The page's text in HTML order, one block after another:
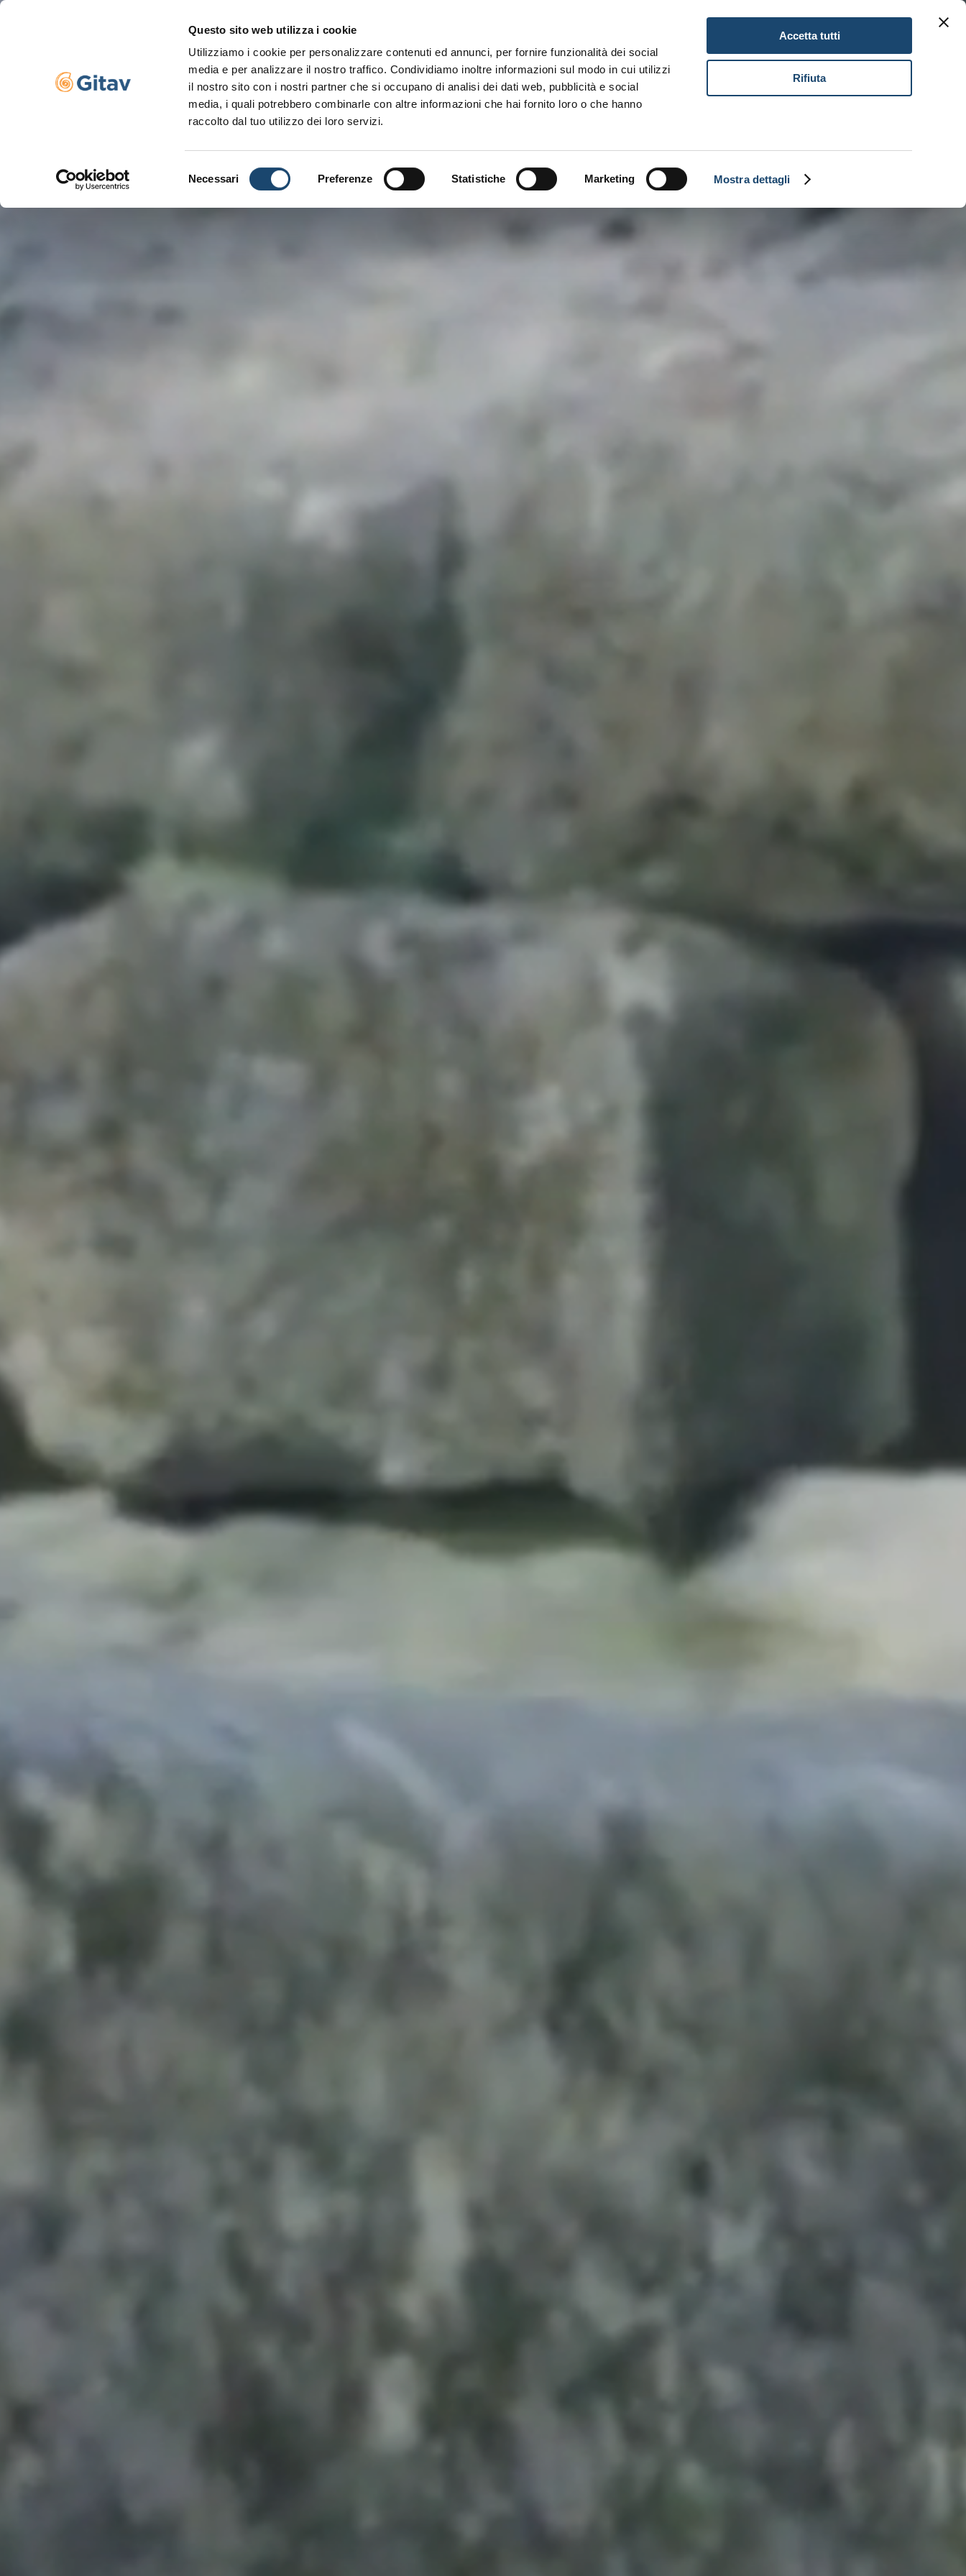
Questo sito web utilizza i cookie
Utilizziamo i cookie per personalizzare contenuti ed annunci, per fornire funzionalità dei social
media e per analizzare il nostro traffico. Condividiamo inoltre informazioni sul modo in cui utilizzi
il nostro sito con i nostri partner che si occupano di analisi dei dati web, pubblicità e social
media, i quali potrebbero combinarle con altre informazioni che hai fornito loro o che hanno
raccolto dal tuo utilizzo dei loro servizi.
del
Necessari Preferenze Statistiche Marketing Mostra dettagli
Accetta tutti
Rifiuta
Gift Card Lavora con noi
Navigazione servizi